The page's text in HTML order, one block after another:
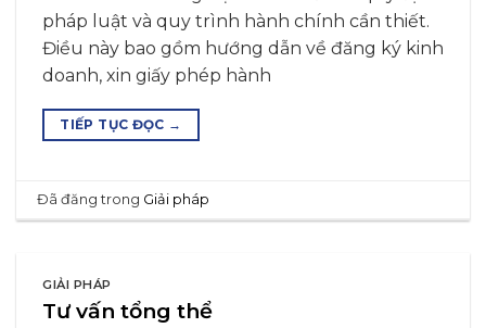
pháp luật và quy trình hành chính cần thiết.
Điều này bao gồm hướng dẫn về đăng ký kinh
doanh, xin giấy phép hành
TIẾP TỤC ĐỌC →
Đã đăng trong Giải pháp
GIẢI PHÁP
Tư vấn tổng thể